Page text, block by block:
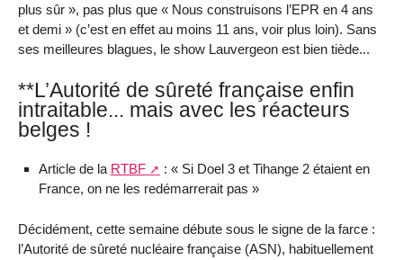
plus sûr », pas plus que « Nous construisons l’EPR en 4 ans
et demi » (c’est en effet au moins 11 ans, voir plus loin). Sans
ses meilleures blagues, le show Lauvergeon est bien tiède...
**L’Autorité de sûreté française enfin
intraitable... mais avec les réacteurs
belges !
Article de la RTBF
: « Si Doel 3 et Tihange 2 étaient en
France, on ne les redémarrerait pas »
Décidément, cette semaine débute sous le signe de la farce :
l’Autorité de sûreté nucléaire française (ASN), habituellement